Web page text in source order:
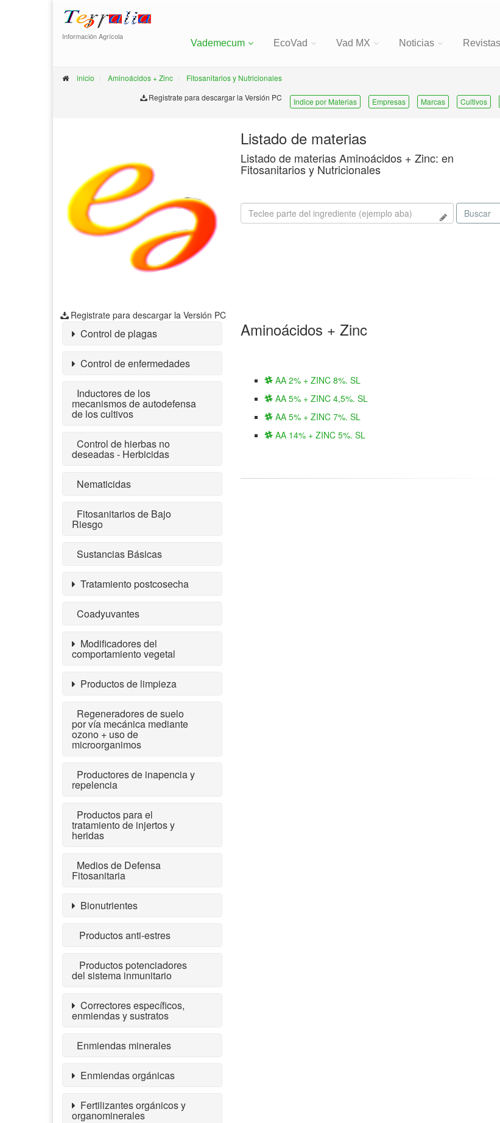
Información Agrícola
Vademecum EcoVad Vad MX Noticias Revistas
inicio Aminoácidos + Zinc
Fitosanitarios y Nutricionales
Registrate para descargar la Versión PC
Indice por Materias Empresas Marcas Cultivos
Registrate para descargar la Versión PC
Listado de materias
Listado de materias Aminoácidos + Zinc: en
Fitosanitarios y Nutricionales
Buscar
Control de plagas
Control de enfermedades
Inductores de los
mecanismos de autodefensa
de los cultivos
Control de hierbas no
deseadas - Herbicidas
Nematicidas
Fitosanitarios de Bajo
Riesgo
Sustancias Básicas
Tratamiento postcosecha
Coadyuvantes
Modificadores del
comportamiento vegetal
Productos de limpieza
Regeneradores de suelo
por vía mecánica mediante
ozono + uso de
microorganimos
Productores de inapencia y
repelencia
Productos para el
tratamiento de injertos y
heridas
Medios de Defensa
Fitosanitaria
Bionutrientes
Productos anti-estres
Productos potenciadores
del sistema inmunitario
Correctores específicos,
enmiendas y sustratos
Enmiendas minerales
Enmiendas orgánicas
Fertilizantes orgánicos y
organominerales
Aminoácidos + Zinc
AA 2% + ZINC 8%. SL
AA 5% + ZINC 4,5%. SL
AA 5% + ZINC 7%. SL
AA 14% + ZINC 5%. SL